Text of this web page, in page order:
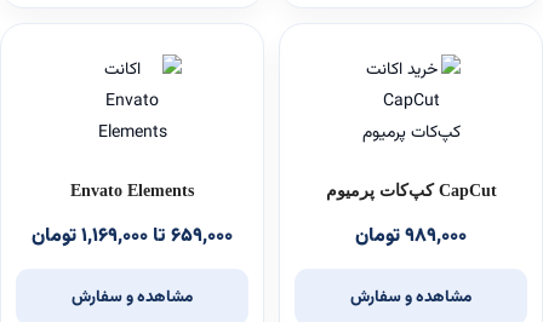
CapCut کپ‌کات پرمیوم
۹۸۹,۰۰۰ تومان
مشاهده و سفارش
Envato Elements
۶۵۹,۰۰۰ تا ۱,۱۶۹,۰۰۰ تومان
مشاهده و سفارش